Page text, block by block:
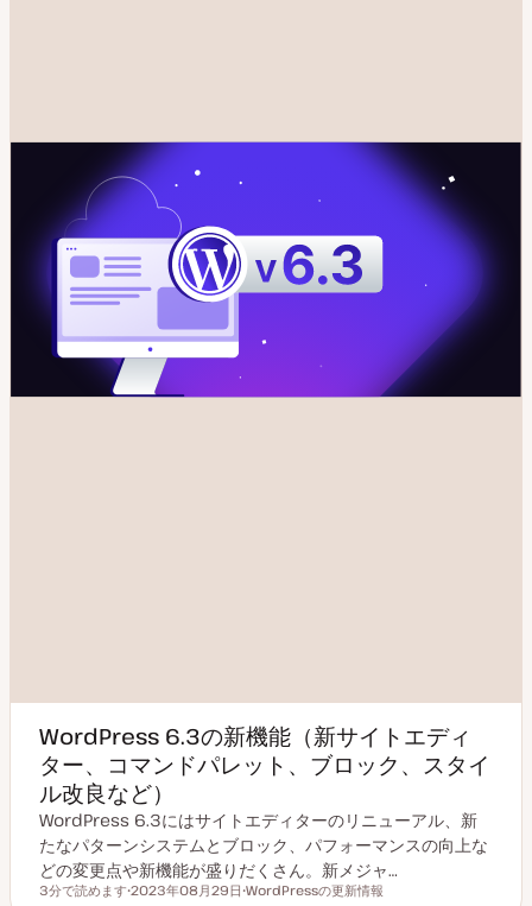
WordPress 6.3の新機能（新サイトエディ
ター、コマンドパレット、ブロック、スタイ
ル改良など）
WordPress 6.3にはサイトエディターのリニューアル、新
たなパターンシステムとブロック、パフォーマンスの向上な
どの変更点や新機能が盛りだくさん。新メジャ…
読むのにかかる時間
3分で読めます 2023年08月29日 WordPressの更新情報